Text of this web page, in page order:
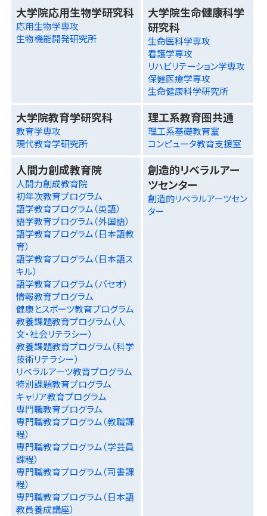
大学院応用生物学研究科
応用生物学専攻
生物機能開発研究所
大学院生命健康科学
研究科
生命医科学専攻
看護学専攻
リハビリテーション学専攻
保健医療学専攻
生命健康科学研究所
大学院教育学研究科
教育学専攻
現代教育学研究所
理工系教育圏共通
理工系基礎教育室
コンピュータ教育支援室
人間力創成教育院
人間力創成教育院
初年次教育プログラム
語学教育プログラム（英語）
語学教育プログラム（外国語）
語学教育プログラム（日本語教
育）
語学教育プログラム（日本語ス
キル）
語学教育プログラム（パセオ）
情報教育プログラム
健康とスポーツ教育プログラム
教養課題教育プログラム（人
文・社会リテラシー）
教養課題教育プログラム（科学
技術リテラシー）
リベラルアーツ教育プログラム
特別課題教育プログラム
キャリア教育プログラム
専門職教育プログラム
専門職教育プログラム（教職課
程）
専門職教育プログラム（学芸員
課程）
専門職教育プログラム（司書課
程）
専門職教育プログラム（日本語
教員養成講座）
創造的リベラルアー
ツセンター
創造的リベラルアーツセン
ター